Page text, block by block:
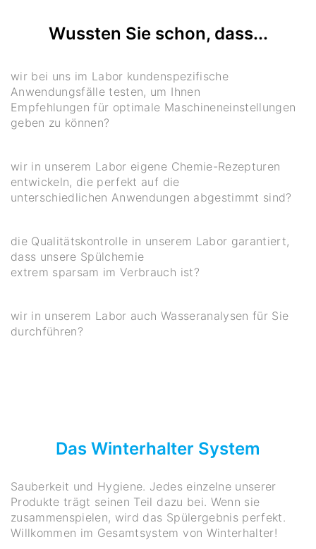
Wussten Sie schon, dass...
wir bei uns im Labor kundenspezifische
Anwendungsfälle testen, um Ihnen
Empfehlungen für optimale Maschineneinstellungen
geben zu können?
wir in unserem Labor eigene Chemie-Rezepturen
entwickeln, die perfekt auf die
unterschiedlichen Anwendungen abgestimmt sind?
die Qualitätskontrolle in unserem Labor garantiert,
dass unsere Spülchemie
extrem sparsam im Verbrauch ist?
wir in unserem Labor auch Wasseranalysen für Sie
durchführen?
Das Winterhalter System
Sauberkeit und Hygiene. Jedes einzelne unserer
Produkte trägt seinen Teil dazu bei. Wenn sie
zusammenspielen, wird das Spülergebnis perfekt.
Willkommen im Gesamtsystem von Winterhalter!